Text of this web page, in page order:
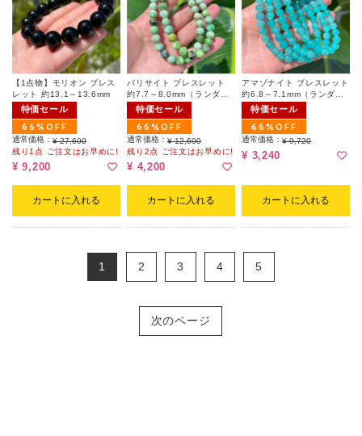
【1点物】モリオン ブレス
レット 約13.1～13.6mm
特価セール
66%OFF
通常価格： ¥ 27,600
残り1点 ご注文はお早めに!
¥ 9,200
カートに入れる
バリサイト ブレスレット
約7.7～8.0mm（ランダム
｜天然ヘコミ有）
特価セール
66%OFF
通常価格：¥ 12,600
残り2点 ご注文はお早めに!
¥ 4,200
カートに入れる
アマゾナイト ブレスレット
約6.8～7.1mm（ランダ
ム）
特価セール
66%OFF
通常価格：¥ 9,720
¥ 3,240
カートに入れる
1 2 3 4 5
次のページ